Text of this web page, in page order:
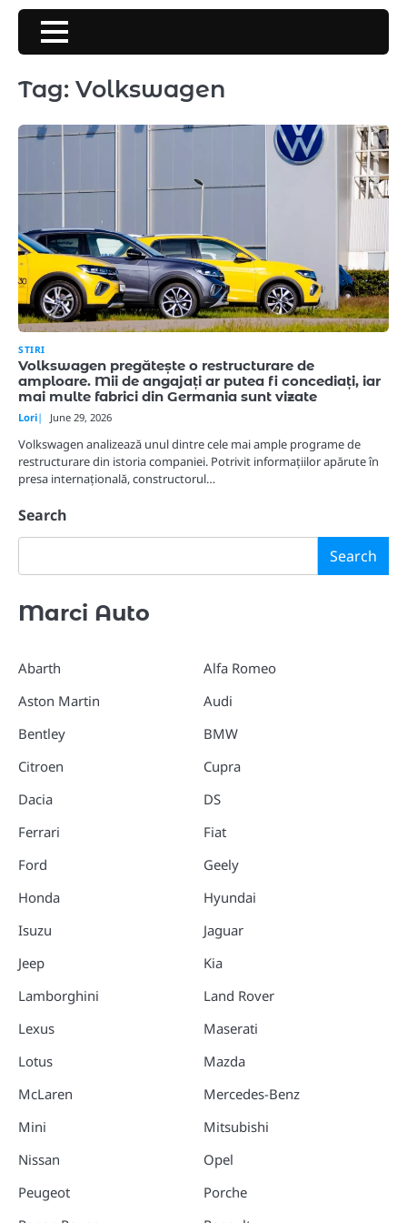
Skip
content
Tag: Volkswagen
STIRI
Volkswagen pregătește o restructurare de
amploare. Mii de angajați ar putea fi concediați, iar
mai multe fabrici din Germania sunt vizate
Lori June 29, 2026
Volkswagen analizează unul dintre cele mai ample programe de
restructurare din istoria companiei. Potrivit informațiilor apărute în
presa internațională, constructorul…
Search
Search
Marci Auto
Abarth
Aston Martin
Bentley
Citroen
Dacia
Ferrari
Ford
Honda
Isuzu
Jeep
Lamborghini
Lexus
Lotus
McLaren
Mini
Nissan
Peugeot
Alfa Romeo
Audi
BMW
Cupra
DS
Fiat
Geely
Hyundai
Jaguar
Kia
Land Rover
Maserati
Mazda
Mercedes-Benz
Mitsubishi
Opel
Porche